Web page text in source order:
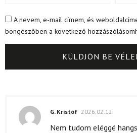
A nevem, e-mail címem, és
böngészőben a következő
G. Kristóf 2026.02.12.
Nem tudom eléggé